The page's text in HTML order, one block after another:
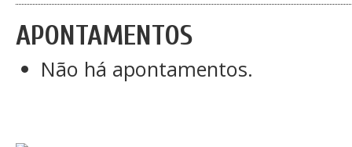
APONTAMENTOS
Não há apontamentos.